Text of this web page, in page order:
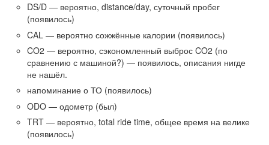
DS/D — вероятно, distance/day, суточный пробег
(появилось)
CAL — вероятно сожжённые калории (появилось)
CO2 — вероятно, сэкономленный выброс CO2 (по
сравнению с машиной?) — появилось, описания нигде
не нашёл.
напоминание о ТО (появилось)
ODO — одометр (был)
TRT — вероятно, total ride time, общее время на велике
(появилось)